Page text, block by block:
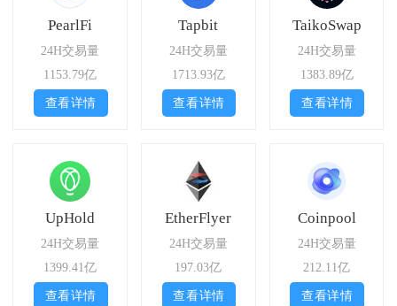
PearlFi
24H交易量
1153.79亿
查看详情
Tapbit
24H交易量
1713.93亿
查看详情
TaikoSwap
24H交易量
1383.89亿
查看详情
UpHold
24H交易量
1399.41亿
查看详情
EtherFlyer
24H交易量
197.03亿
查看详情
Coinpool
24H交易量
212.11亿
查看详情